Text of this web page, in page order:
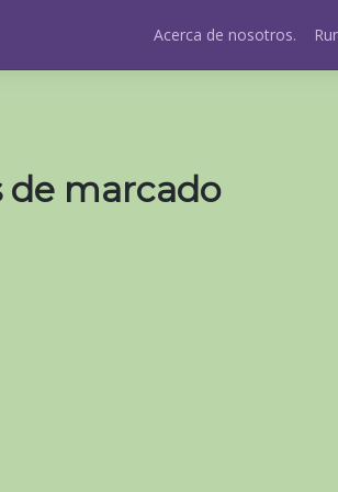
Acerca de nosotros.
de marcado